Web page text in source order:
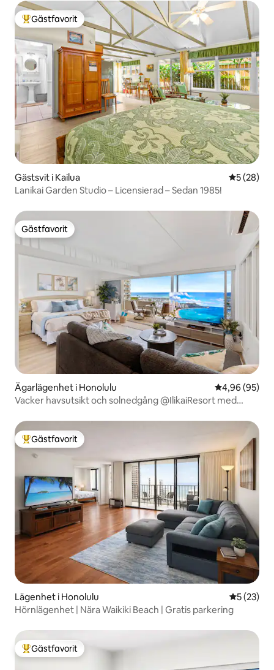
Populär gästfavorit
Gästfavorit
Gästsvit i Kailua 5 av 5 i
5 (28)
Lanikai Garden Studio – Licensierad – Sedan 1985!
Gästfavorit
Gästfavorit
Ägarlägenhet i Honolulu 4,96 av 5 i
4,96 (95)
Vacker havsutsikt och solnedgång @IlikaiResort med
Populär gästfavorit
Gästfavorit
Lägenhet i Honolulu 5 av 5 i
5 (23)
Hörnlägenhet | Nära Waikiki Beach | Gratis parkering
Populär gästfavorit
Gästfavorit